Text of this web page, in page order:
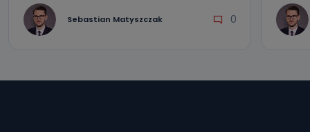
Sebastian Matyszczak 0